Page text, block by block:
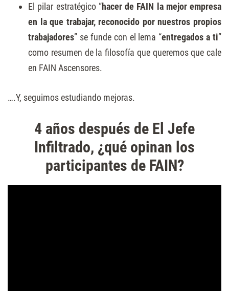
El pilar estratégico “hacer de FAIN la mejor empresa
en la que trabajar, reconocido por nuestros propios
trabajadores” se funde con el lema “entregados a ti”
como resumen de la filosofía que queremos que cale
en FAIN Ascensores.
….Y, seguimos estudiando mejoras.
4 años después de El Jefe
Infiltrado, ¿qué opinan los
participantes de FAIN?